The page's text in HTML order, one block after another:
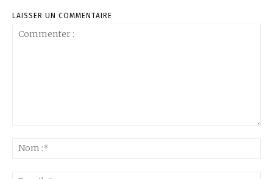
LAISSER UN COMMENTAIRE